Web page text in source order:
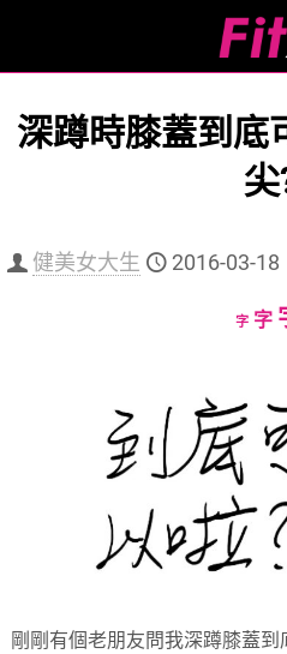
深蹲時膝蓋到底
尖
健美女大生 2016-03-18
字 字
剛剛有個老朋友問我深蹲膝蓋